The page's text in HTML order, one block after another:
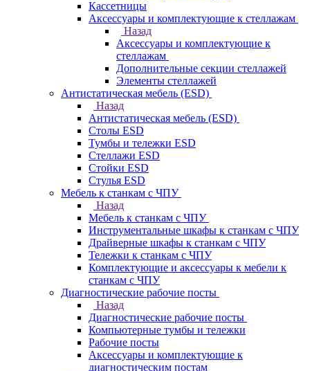
Кассетницы
Аксесcуары и комплектующие к стеллажам
Назад
Аксесcуары и комплектующие к
стеллажам
Дополнительные секции стеллажей
Элементы стеллажей
Антистатическая мебель (ESD)
Назад
Антистатическая мебель (ESD)
Столы ESD
Тумбы и тележки ESD
Стеллажи ESD
Стойки ESD
Стулья ESD
Мебель к станкам с ЧПУ
Назад
Мебель к станкам с ЧПУ
Инструментальные шкафы к станкам с ЧПУ
Драйверные шкафы к станкам с ЧПУ
Тележки к станкам с ЧПУ
Комплектующие и аксессуары к мебели к
станкам с ЧПУ
Диагностические рабочие посты
Назад
Диагностические рабочие посты
Компьютерные тумбы и тележки
Рабочие посты
Аксессуары и комплектующие к
диагностическим постам